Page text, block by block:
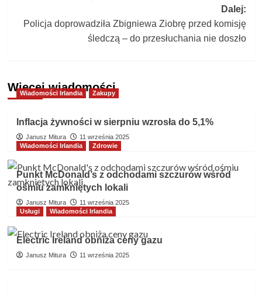
Dalej:
Policja doprowadziła Zbigniewa Ziobrę przed komisję
śledczą – do przesłuchania nie doszło
Więcej wiadomości
Wiadomości Irlandia Zakupy
Inflacja żywności w sierpniu wzrosła do 5,1%
Janusz Mitura
11 września 2025
Wiadomości Irlandia
Zdrowie
Punkt McDonald’s z odchodami szczurów wśród
ośmiu zamkniętych lokali
Janusz Mitura
11 września 2025
Usługi
Wiadomości Irlandia
Electric Ireland obniża ceny gazu
Janusz Mitura 11 września 2025